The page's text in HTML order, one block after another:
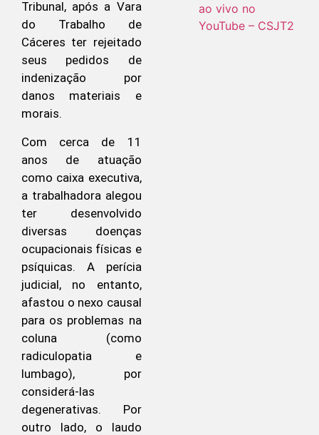
Tribunal, após a Vara
do Trabalho de
Cáceres ter rejeitado
seus pedidos de
indenização por
danos materiais e
morais.
Com cerca de 11
anos de atuação
como caixa executiva,
a trabalhadora alegou
ter desenvolvido
diversas doenças
ocupacionais físicas e
psíquicas. A perícia
judicial, no entanto,
afastou o nexo causal
para os problemas na
coluna (como
radiculopatia e
lumbago), por
considerá-las
degenerativas. Por
outro lado, o laudo
ao vivo no
YouTube – CSJT2